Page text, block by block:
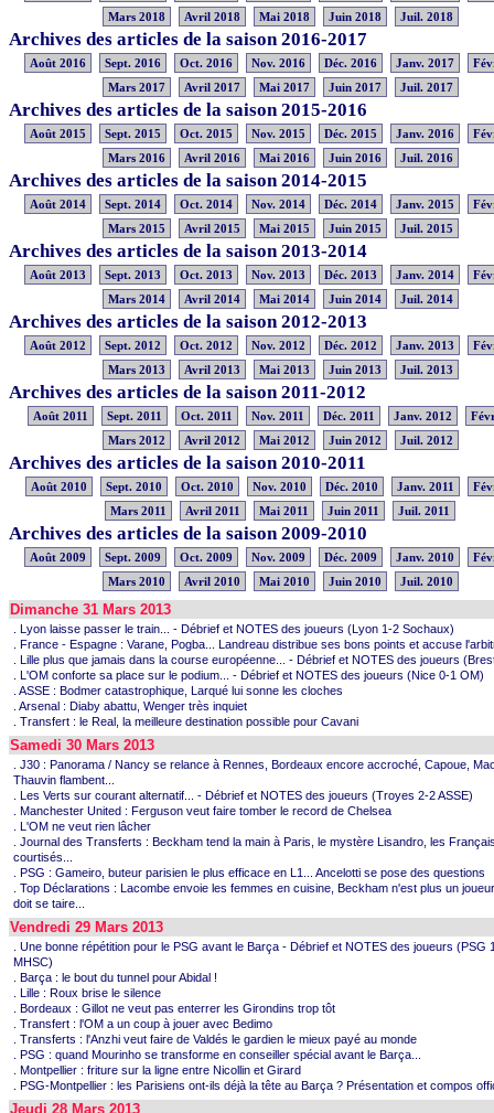
Mars 2018
Avril 2018 Mai 2018 Juin 2018 Juil. 2018
Archives des articles de la saison 2016-2017
Août 2016 Sept. 2016 Oct. 2016 Nov. 2016 Déc. 2016 Janv. 2017
Mars 2017
Avril 2017 Mai 2017 Juin 2017 Juil. 2017
Archives des articles de la saison 2015-2016
Août 2015 Sept. 2015 Oct. 2015 Nov. 2015 Déc. 2015 Janv. 2016
Mars 2016
Avril 2016 Mai 2016 Juin 2016 Juil. 2016
Archives des articles de la saison 2014-2015
Août 2014 Sept. 2014 Oct. 2014 Nov. 2014 Déc. 2014 Janv. 2015
Mars 2015
Avril 2015 Mai 2015 Juin 2015 Juil. 2015
Archives des articles de la saison 2013-2014
Août 2013 Sept. 2013 Oct. 2013 Nov. 2013 Déc. 2013 Janv. 2014
Mars 2014
Avril 2014 Mai 2014 Juin 2014 Juil. 2014
Archives des articles de la saison 2012-2013
Août 2012 Sept. 2012 Oct. 2012 Nov. 2012 Déc. 2012 Janv. 2013
Mars 2013
Avril 2013 Mai 2013 Juin 2013 Juil. 2013
Archives des articles de la saison 2011-2012
Août 2011 Sept. 2011 Oct. 2011 Nov. 2011 Déc. 2011 Janv. 2012
Mars 2012
Avril 2012 Mai 2012 Juin 2012 Juil. 2012
Archives des articles de la saison 2010-2011
Août 2010 Sept. 2010 Oct. 2010 Nov. 2010 Déc. 2010 Janv. 2011
Mars 2011
Avril 2011 Mai 2011 Juin 2011 Juil. 2011
Archives des articles de la saison 2009-2010
Août 2009 Sept. 2009 Oct. 2009 Nov. 2009 Déc. 2009 Janv. 2010
Mars 2010
Avril 2010 Mai 2010 Juin 2010 Juil. 2010
Dimanche 31 Mars 2013
. Lyon laisse passer le train... - Débrief et NOTES des joueurs (Lyon 1-2 Sochaux)
. France - Espagne : Varane, Pogba... Landreau distribue ses bons points et accuse
. Lille plus que jamais dans la course européenne... - Débrief et NOTES des joueurs
. L'OM conforte sa place sur le podium... - Débrief et NOTES des joueurs (Nice 0-1 OM)
. ASSE : Bodmer catastrophique, Larqué lui sonne les cloches
. Arsenal : Diaby abattu, Wenger très inquiet
. Transfert : le Real, la meilleure destination possible pour Cavani
Samedi 30 Mars 2013
. J30 : Panorama / Nancy se relance à Rennes, Bordeaux encore accroché, Capoue,
Thauvin flambent...
. Les Verts sur courant alternatif... - Débrief et NOTES des joueurs (Troyes 2-2 ASSE)
. Manchester United : Ferguson veut faire tomber le record de Chelsea
. L'OM ne veut rien lâcher
. Journal des Transferts : Beckham tend la main à Paris, le mystère Lisandro, les
courtisés...
. PSG : Gameiro, buteur parisien le plus efficace en L1... Ancelotti se pose des questions
. Top Déclarations : Lacombe envoie les femmes en cuisine, Beckham n'est plus un
doit se taire...
Vendredi 29 Mars 2013
. Une bonne répétition pour le PSG avant le Barça - Débrief et NOTES des joueurs (PSG
MHSC)
. Barça : le bout du tunnel pour Abidal !
. Lille : Roux brise le silence
. Bordeaux : Gillot ne veut pas enterrer les Girondins trop tôt
. Transfert : l'OM a un coup à jouer avec Bedimo
. Transferts : l'Anzhi veut faire de Valdés le gardien le mieux payé au monde
. PSG : quand Mourinho se transforme en conseiller spécial avant le Barça...
. Montpellier : friture sur la ligne entre Nicollin et Girard
. PSG-Montpellier : les Parisiens ont-ils déjà la tête au Barça ? Présentation et compos
Jeudi 28 Mars 2013